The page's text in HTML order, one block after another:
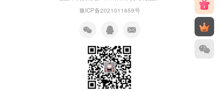
豫ICP备2021011659号